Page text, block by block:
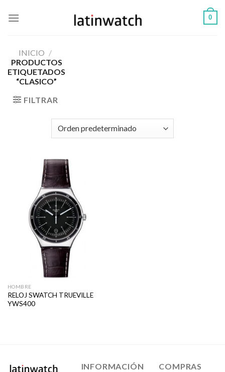
0
INICIO /
PRODUCTOS
ETIQUETADOS
“CLASICO”
FILTRAR
HOMBRE
RELOJ SWATCH TRUEVILLE
YWS400
INFORMACIÓN COMPRAS